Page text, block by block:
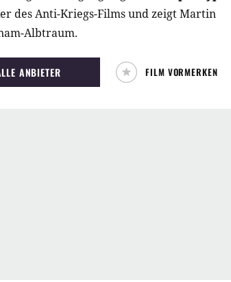
des Anti-Kriegs-Films und zeigt Martin
Albtraum.
ANBIETER FILM VORMERKEN